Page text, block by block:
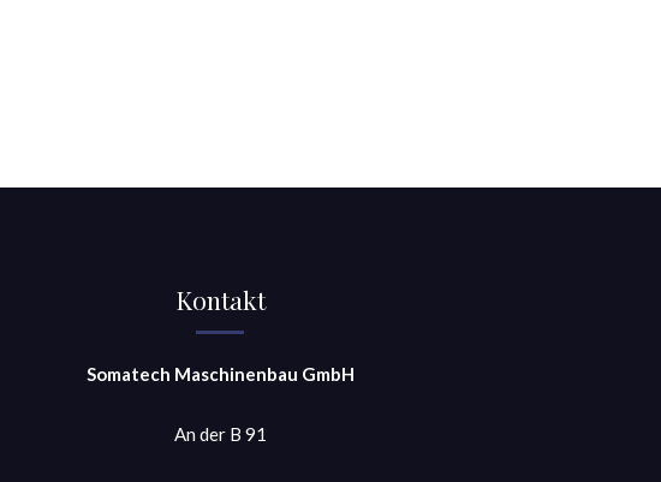
Kontakt
Somatech Maschinenbau GmbH
An der B 91